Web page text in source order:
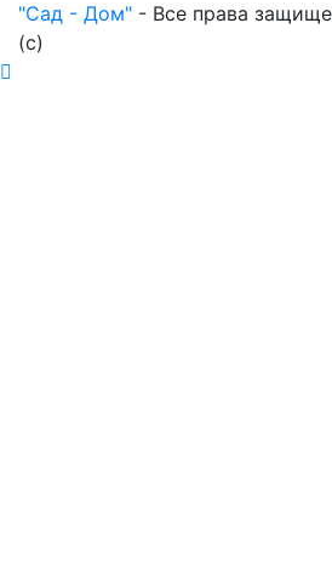
"Сад - Дом" - Все права
(с)